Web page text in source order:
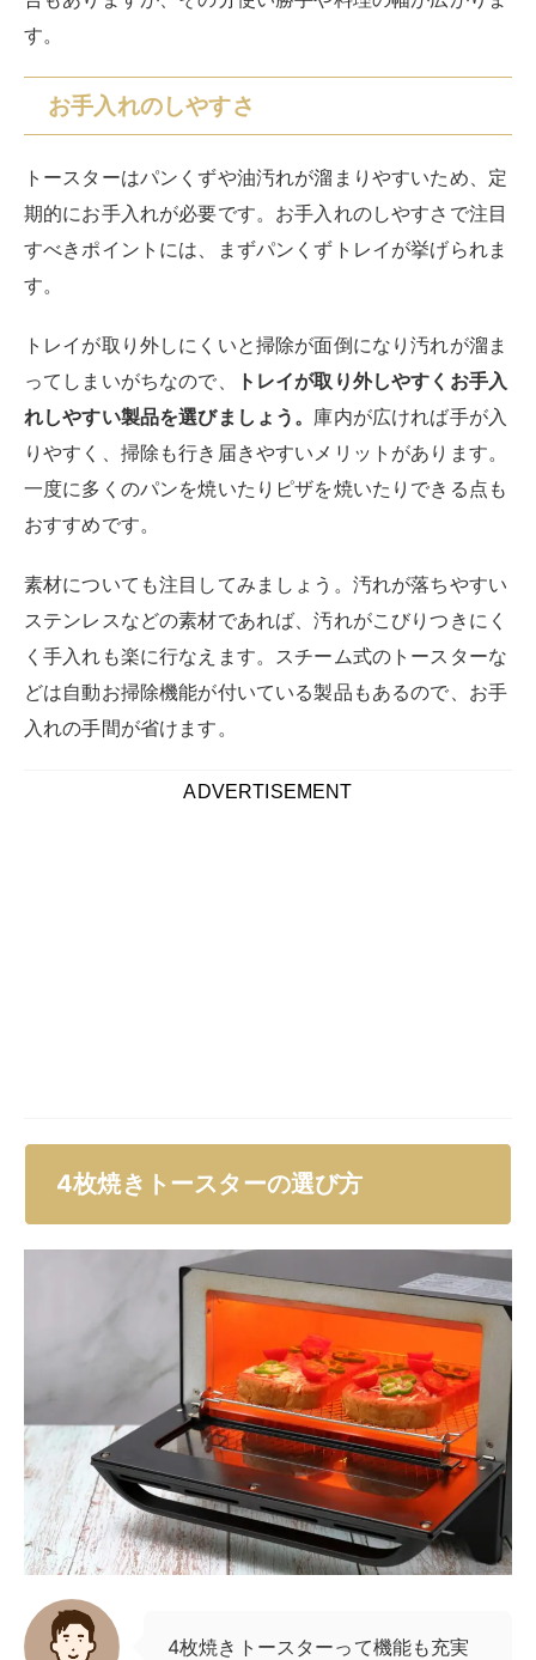
す。
お手入れのしやすさ
トースターはパンくずや油汚れが溜まりやすいため、定
期的にお手入れが必要です。お手入れのしやすさで注目
すべきポイントには、まずパンくずトレイが挙げられま
す。
トレイが取り外しにくいと掃除が面倒になり汚れが溜ま
ってしまいがちなので、
トレイが取り外しやすくお手入
れしやすい製品を選びましょう。 庫内が広ければ手が入
りやすく、掃除も行き届きやすいメリットがあります。
一度に多くのパンを焼いたりピザを焼いたりできる点も
おすすめです。
素材についても注目してみましょう。汚れが落ちやすい
ステンレスなどの素材であれば、汚れがこびりつきにく
く手入れも楽に行なえます。スチーム式のトースターな
どは自動お掃除機能が付いている製品もあるので、お手
入れの手間が省けます。
ADVERTISEMENT
4枚焼きトースターの選び方
4枚焼きトースターって機能も充実